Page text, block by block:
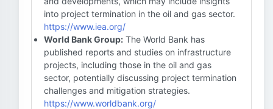
into project termination in the oil and gas sector.
https://www.iea.org/
World Bank Group: The World Bank has
published reports and studies on infrastructure
projects, including those in the oil and gas
sector, potentially discussing project termination
challenges and mitigation strategies.
https://www.worldbank.org/